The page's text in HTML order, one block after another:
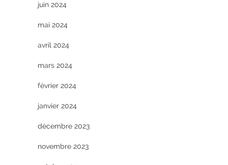
juin 2024
mai 2024
avril 2024
mars 2024
février 2024
janvier 2024
décembre 2023
novembre 2023